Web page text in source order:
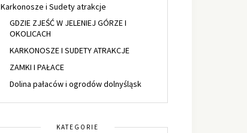
Karkonosze i Sudety atrakcje
GDZIE ZJEŚĆ W JELENIEJ GÓRZE I
OKOLICACH
KARKONOSZE I SUDETY ATRAKCJE
ZAMKI I PAŁACE
Dolina pałaców i ogrodów dolnyśląsk
KATEGORIE